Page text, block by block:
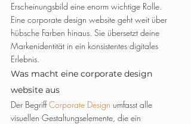
Erscheinungsbild eine enorm wichtige Rolle.
Eine corporate design website geht weit über
hübsche Farben hinaus. Sie übersetzt deine
Markenidentität in ein konsistentes digitales
Erlebnis.
Was macht eine corporate design
website aus
Der Begriff Corporate Design umfasst alle
visuellen Gestaltungselemente, die ein